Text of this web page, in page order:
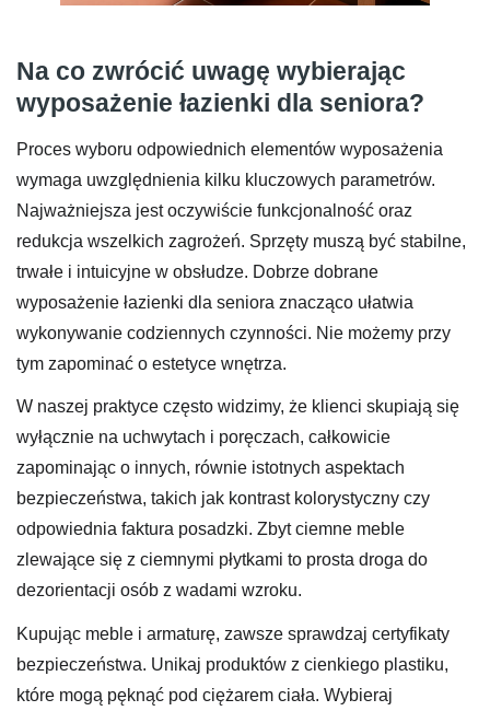
Na co zwrócić uwagę wybierając
wyposażenie łazienki dla seniora?
Proces wyboru odpowiednich elementów wyposażenia
wymaga uwzględnienia kilku kluczowych parametrów.
Najważniejsza jest oczywiście funkcjonalność oraz
redukcja wszelkich zagrożeń. Sprzęty muszą być stabilne,
trwałe i intuicyjne w obsłudze. Dobrze dobrane
wyposażenie łazienki dla seniora znacząco ułatwia
wykonywanie codziennych czynności. Nie możemy przy
tym zapominać o estetyce wnętrza.
W naszej praktyce często widzimy, że klienci skupiają się
wyłącznie na uchwytach i poręczach, całkowicie
zapominając o innych, równie istotnych aspektach
bezpieczeństwa, takich jak kontrast kolorystyczny czy
odpowiednia faktura posadzki. Zbyt ciemne meble
zlewające się z ciemnymi płytkami to prosta droga do
dezorientacji osób z wadami wzroku.
Kupując meble i armaturę, zawsze sprawdzaj certyfikaty
bezpieczeństwa. Unikaj produktów z cienkiego plastiku,
które mogą pęknąć pod ciężarem ciała. Wybieraj